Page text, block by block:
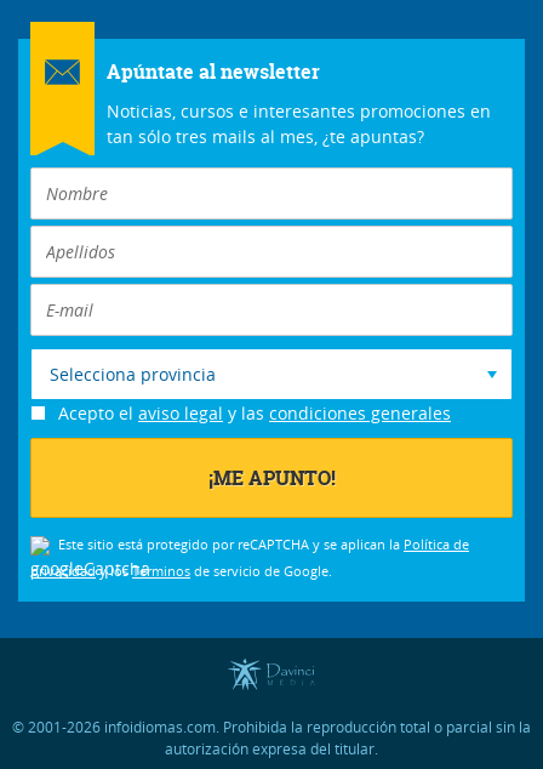
Apúntate al newsletter
Noticias, cursos e interesantes promociones en
tan sólo tres mails al mes, ¿te apuntas?
Selecciona provincia
Acepto el aviso legal y las condiciones generales
Este sitio está protegido por reCAPTCHA y se aplican la Política de
privacidady los Términos de servicio de Google.
© 2001-2026 infoidiomas.com. Prohibida la reproducción total o parcial sin la
autorización expresa del titular.